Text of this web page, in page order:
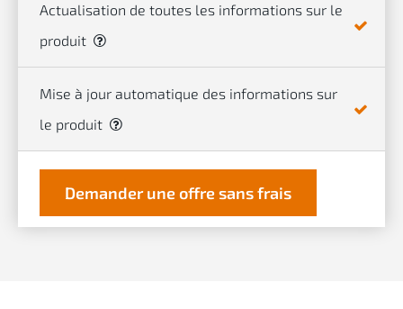
Actualisation de toutes les informations sur le
produit
Mise à jour automatique des informations sur
le produit
Demander une offre sans frais